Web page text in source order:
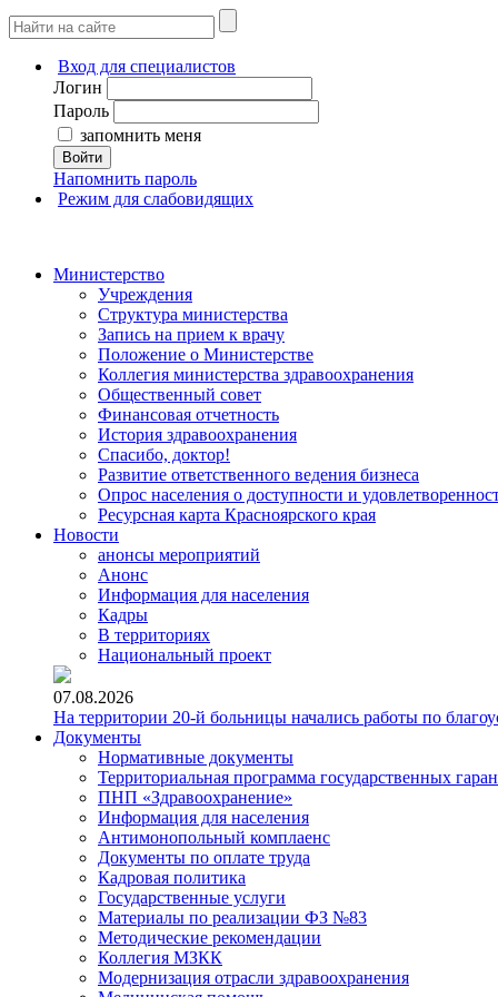
Вход для специалистов
Логин
Пароль
запомнить меня
Войти
Напомнить пароль
Режим для слабовидящих
Министерство
Учреждения
Структура министерства
Запись на прием к врачу
Положение о Министерстве
Коллегия министерства здравоохранения
Общественный совет
Финансовая отчетность
История здравоохранения
Спасибо, доктор!
Развитие ответственного ведения бизнеса
Опрос населения о доступности и
Ресурсная карта Красноярского края
Новости
анонсы мероприятий
Анонс
Информация для населения
Кадры
В территориях
Национальный проект
07.08.2026
На территории 20-й больницы начались работы по
Документы
Нормативные документы
Территориальная программа государственных
ПНП «Здравоохранение»
Информация для населения
Антимонопольный комплаенс
Документы по оплате труда
Кадровая политика
Государственные услуги
Материалы по реализации ФЗ №83
Методические рекомендации
Коллегия МЗКК
Модернизация отрасли здравоохранения